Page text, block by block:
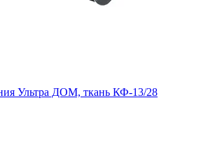
Ультра ДОМ, ткань КФ-13/28